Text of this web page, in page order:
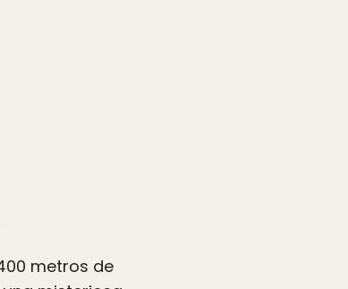
metros de